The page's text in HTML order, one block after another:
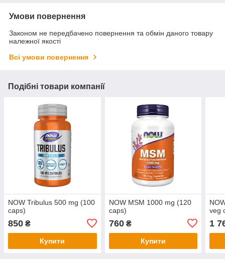
Умови повернення
Законом не передбачено повернення та обмін даного товару
належної якості
Всі умови повернення
Подібні товари компанії
NOW Tribulus 500 mg (100
caps)
850 ₴
Купити
NOW MSM 1000 mg (120
caps)
760₴
Купити
veg
1